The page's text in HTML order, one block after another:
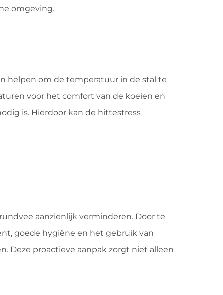
omgeving.
helpen om de temperatuur in de stal te
voor het comfort van de koeien en
is. Hierdoor kan de hittestress
aanzienlijk verminderen. Door te
goede hygiëne en het gebruik van
Deze proactieve aanpak zorgt niet alleen